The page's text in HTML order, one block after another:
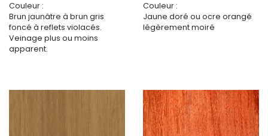
Couleur :
Brun jaunâtre à brun gris
foncé à reflets violacés.
Veinage plus ou moins
apparent.
Couleur :
Jaune doré ou ocre orangé
légèrement moiré